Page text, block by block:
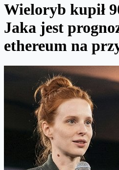
Wieloryb kupił
Jaka jest
ethereum na